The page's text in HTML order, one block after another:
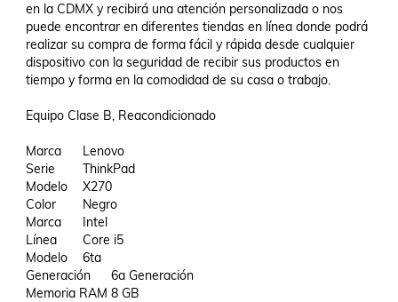
en la CDMX y recibirá una atención personalizada o nos
puede encontrar en diferentes tiendas en línea donde podrá
realizar su compra de forma fácil y rápida desde cualquier
dispositivo con la seguridad de recibir sus productos en
tiempo y forma en la comodidad de su casa o trabajo.
Equipo Clase B, Reacondicionado
Marca	Lenovo
Serie	ThinkPad
Modelo	X270
Color	Negro
Marca	Intel
Línea	Core i5
Modelo	6ta
Generación	6a Generación
Memoria RAM	8 GB